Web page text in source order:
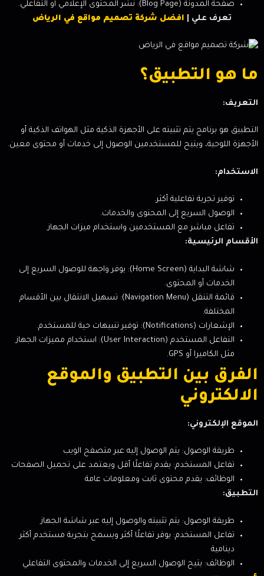
صفحة المدونة (Blog Page): نشر المحتوى الإعلامي أو التفاعلي.
تعرف علي | افضل شركة تصميم مواقع في الرياض
ما هو التطبيق؟
التعريف:
التطبيق هو برنامج يتم تثبيته على الأجهزة الذكية مثل الهواتف الذكية أو
الأجهزة اللوحية، ويتيح للمستخدمين الوصول إلى خدمات أو محتوى معين.
الاستخدام:
توفير تجربة تفاعلية أكثر.
الوصول السريع إلى المحتوى والخدمات.
تفاعل مباشر مع المستخدمين واستخدام ميزات الجهاز.
الأقسام الرئيسية:
شاشة البداية (Home Screen): يوفر واجهة للوصول السريع إلى
الخدمات أو المحتوى.
قائمة التنقل (Navigation Menu): تسهيل الانتقال بين الأقسام
المختلفة.
الإشعارات (Notifications): توفير تنبيهات حية للمستخدم.
التفاعل المستخدم (User Interaction): استخدام مميزات الجهاز
مثل الكاميرا أو GPS.
الفرق بين التطبيق والموقع
الالكتروني
الموقع الإلكتروني:
طريقة الوصول: يتم الوصول إليه عبر متصفح الويب
تفاعل المستخدم: يقدم تفاعلًا أقل ويعتمد على تحميل الصفحات
الوظائف: يقدم محتوى ثابت ومعلومات عامة
التطبيق:
طريقة الوصول: يتم تثبيته والوصول إليه عبر شاشة الجهاز
تفاعل المستخدم: يوفر تفاعلًا أكثر ويسمح بتجربة مستخدم أكثر
دينامية
الوظائف: يتيح الوصول السريع إلى الخدمات والمحتوى التفاعلي